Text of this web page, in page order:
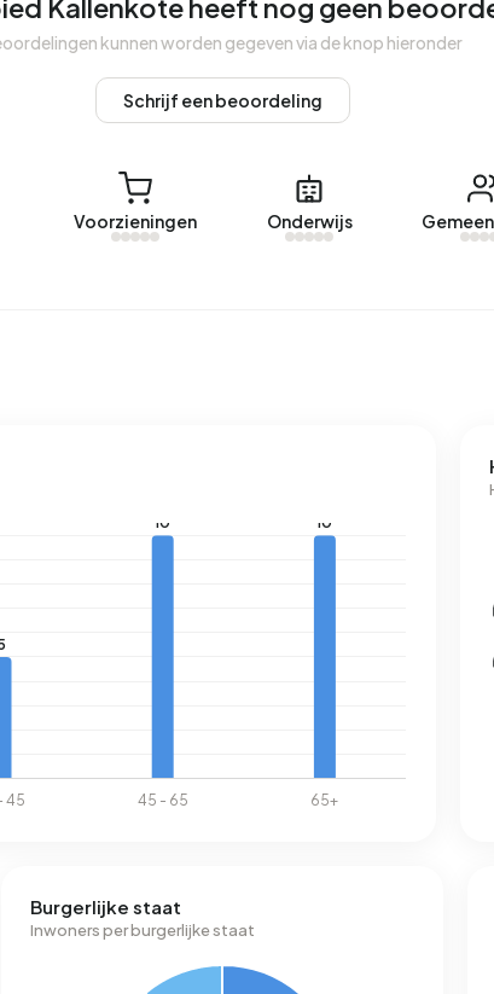
geregistreerd energielabel. De meest
verbruikt een adres in Buitengebied
het landelijke gemiddelde van 1.280 m³.
Kallenkote heeft nog geen
kunnen worden gegeven via de knop hieronder
Schrijf een beoordeling
Voorzieningen Onderwijs
Burgerlijke staat
Inwoners per burgerlijke staat